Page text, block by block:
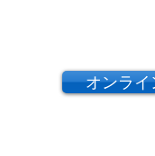
オンライ